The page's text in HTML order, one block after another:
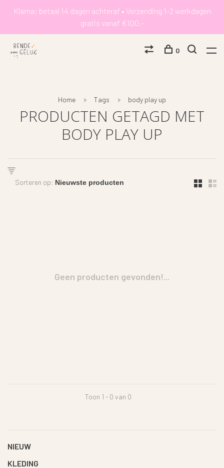
Klarna: betaal 14 dagen achteraf • Verzending 1-2 werkdagen
gratis vanaf €100,-
0
Home Tags body play up
PRODUCTEN GETAGD MET
BODY PLAY UP
Sorteren op:
Geen producten gevonden!...
Toon 1 - 0 van 0
NIEUW
KLEDING